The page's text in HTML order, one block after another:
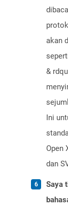
akan
&
Ini
Open
dan
Saya